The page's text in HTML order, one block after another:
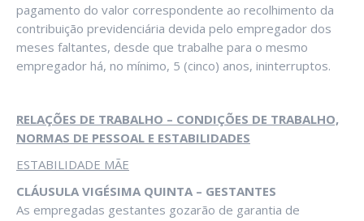
pagamento do valor correspondente ao recolhimento da
contribuição previdenciária devida pelo empregador dos
meses faltantes, desde que trabalhe para o mesmo
empregador há, no mínimo, 5 (cinco) anos, ininterruptos.
RELAÇÕES DE TRABALHO – CONDIÇÕES DE TRABALHO,
NORMAS DE PESSOAL E ESTABILIDADES
ESTABILIDADE MÃE
CLÁUSULA VIGÉSIMA QUINTA – GESTANTES
As empregadas gestantes gozarão de garantia de